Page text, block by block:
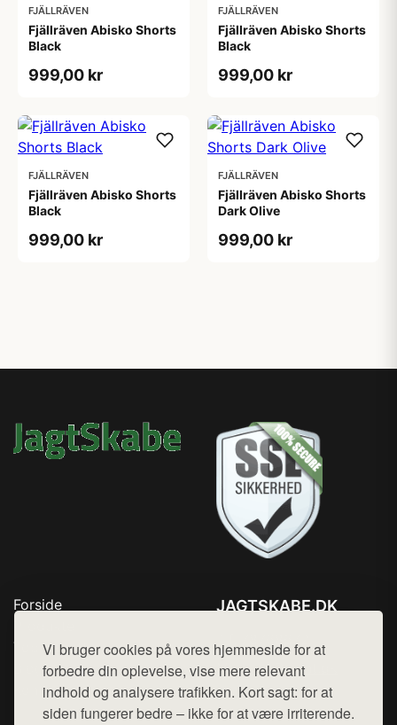
Vi bruger cookies på vores hjemmeside for at
forbedre din oplevelse, vise mere relevant
indhold og analysere trafikken. Kort sagt: for at
siden fungerer bedre – ikke for at være irriterende.
FJÄLLRÄVEN
Fjällräven Abisko Shorts
Black
999,00 kr
FJÄLLRÄVEN
Fjällräven Abisko Shorts
Black
999,00 kr
FJÄLLRÄVEN
Fjällräven Abisko Shorts
Black
999,00 kr
FJÄLLRÄVEN
Fjällräven Abisko Shorts
Dark Olive
999,00 kr
Forside
Top Rabatter
Blog
Kontakt
JAGTSKABE.DK
Mail: hej@want.dk
Cookie- og privatlivspolitik